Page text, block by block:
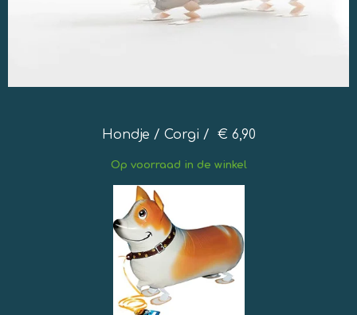
Hondje / Corgi / € 6,90
Op voorraad in de winkel